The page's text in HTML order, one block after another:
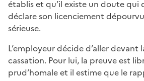
établis et qu’il existe un doute qui
déclare son licenciement
sérieuse.
L’employeur décide d’aller devant
cassation. Pour lui, la preuve est
prud’homale et il estime que le